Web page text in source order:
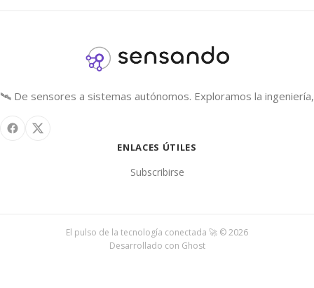
🛰️ De sensores a sistemas autónomos. Exploramos la
ENLACES ÚTILES
Subscribirse
El pulso de la tecnología conectada 🚀 © 2026
Desarrollado con Ghost